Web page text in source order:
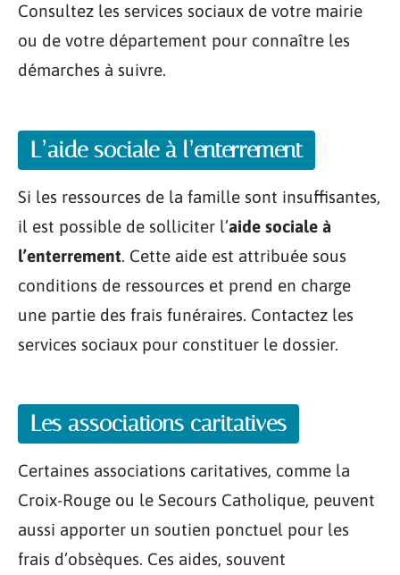
Consultez les services sociaux de votre mairie
ou de votre département pour connaître les
démarches à suivre.
L’aide sociale à l’enterrement
Si les ressources de la famille sont insuffisantes,
il est possible de solliciter l’aide sociale à
l’enterrement. Cette aide est attribuée sous
conditions de ressources et prend en charge
une partie des frais funéraires. Contactez les
services sociaux pour constituer le dossier.
Les associations caritatives
Certaines associations caritatives, comme la
Croix-Rouge ou le Secours Catholique, peuvent
aussi apporter un soutien ponctuel pour les
frais d’obsèques. Ces aides, souvent